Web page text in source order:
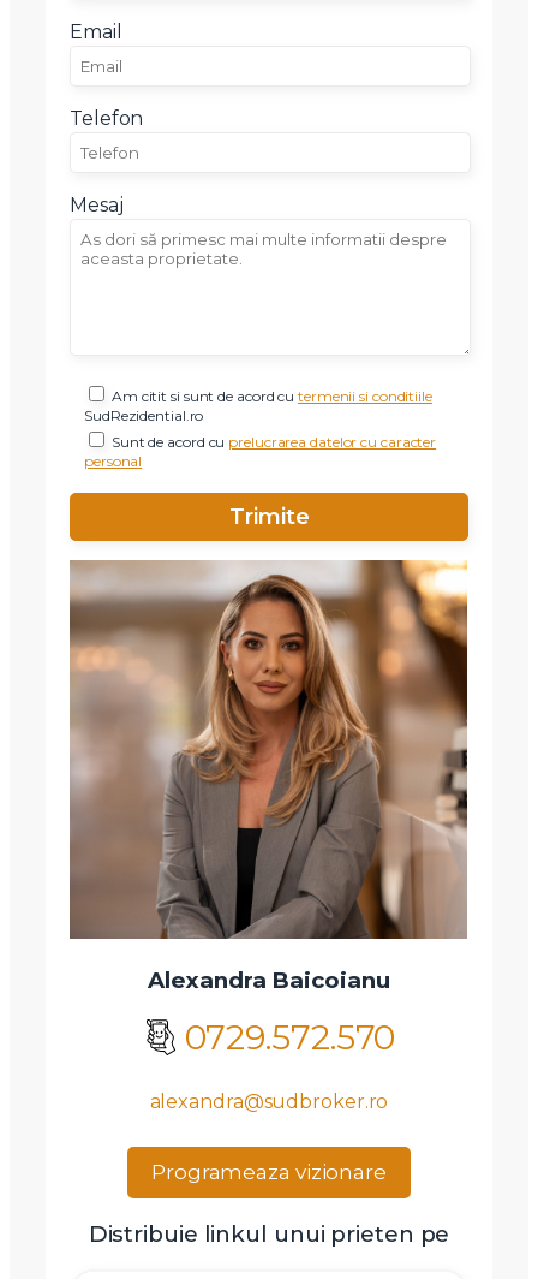
Email
Telefon
Mesaj
Am citit si sunt de acord cutermenii si conditiile
SudRezidential.ro
Sunt de acord cu prelucrarea datelor cu caracter
personal
Alexandra Baicoianu
0729.572.570
alexandra@sudbroker.ro
Programeaza vizionare
Distribuie linkul unui prieten pe
Telefon
Email
Sunt de acord cuprelucrarea datelor cu caracter personal